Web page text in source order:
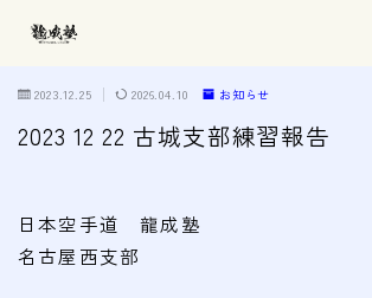
MENU
親子で学ぶ空手
2023.12.25 2026.04.10 お知らせ
2023 12 22 古城支部練習報告
日本空手道 龍成塾
名古屋西支部